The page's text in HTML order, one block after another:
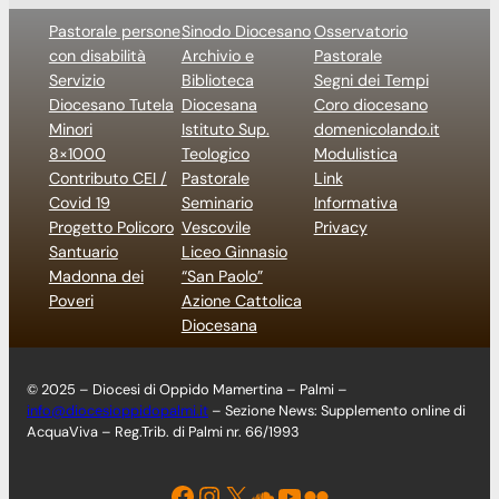
Pastorale persone
con disabilità
Servizio
Diocesano Tutela
Minori
8×1000
Contributo CEI /
Covid 19
Progetto Policoro
Santuario
Madonna dei
Poveri
Sinodo Diocesano
Archivio e
Biblioteca
Diocesana
Istituto Sup.
Teologico
Pastorale
Seminario
Vescovile
Liceo Ginnasio
“San Paolo”
Azione Cattolica
Diocesana
Osservatorio
Pastorale
Segni dei Tempi
Coro diocesano
domenicolando.it
Modulistica
Link
Informativa
Privacy
© 2025 – Diocesi di Oppido Mamertina – Palmi –
info@diocesioppidopalmi.it – Sezione News: Supplemento online di
AcquaViva – Reg.Trib. di Palmi nr. 66/1993